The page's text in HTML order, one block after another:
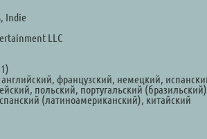
Indie
LLC
английский, французский, немецкий,
польский, португальский
(латиноамериканский), китайский